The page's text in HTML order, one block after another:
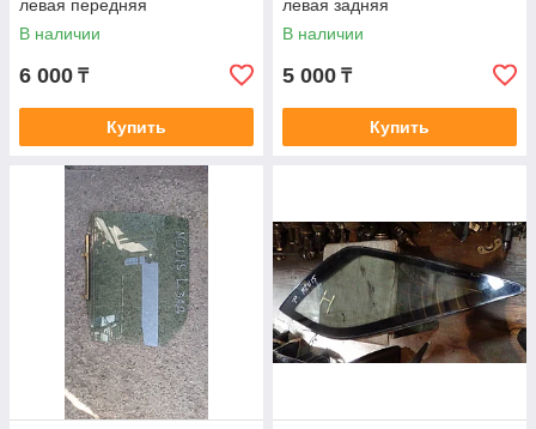
левая передняя
В наличии
6 000 ₸
Купить
левая задняя
В наличии
5 000 ₸
Купить